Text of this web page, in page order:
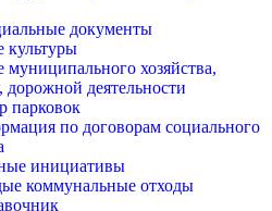
документы
культуры
муниципального хозяйства,
дорожной деятельности
парковок
по договорам социального
инициативы
коммунальные отходы